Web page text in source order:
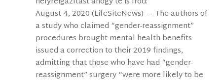
August 4, 2020 (LifeSiteNews) — The authors of
a study who claimed “gender-reassignment”
procedures brought mental health benefits
issued a correction to their 2019 findings,
admitting that those who have had “gender-
reassignment” surgery “were more likely to be